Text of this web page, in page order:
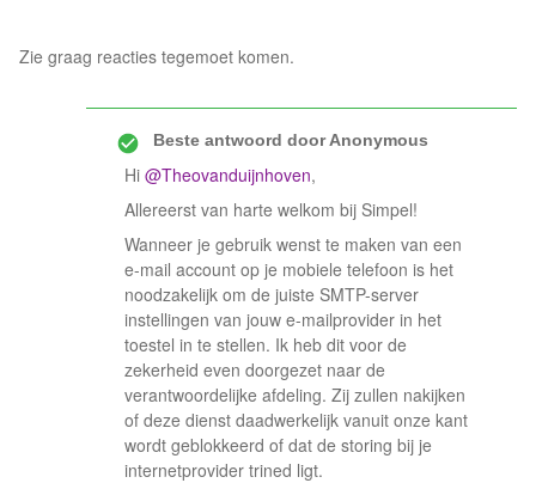
Zie graag reacties tegemoet komen.
Beste antwoord doorAnonymous
Hi @Theovanduijnhoven,
Allereerst van harte welkom bij Simpel!
Wanneer je gebruik wenst te maken van een
e-mail account op je mobiele telefoon is het
noodzakelijk om de juiste SMTP-server
instellingen van jouw e-mailprovider in het
toestel in te stellen. Ik heb dit voor de
zekerheid even doorgezet naar de
verantwoordelijke afdeling. Zij zullen nakijken
of deze dienst daadwerkelijk vanuit onze kant
wordt geblokkeerd of dat de storing bij je
internetprovider trined ligt.